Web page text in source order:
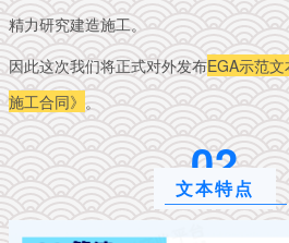
精力研究建造施工。
因此这次我们将正式对外发布EGA示范
施工合同》 。
02
文本特点